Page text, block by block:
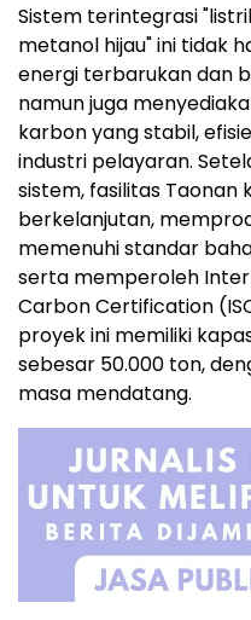
Sistem terintegrasi
metanol hijau" ini tidak
energi terbarukan dan
namun juga
karbon yang stabil,
industri pelayaran.
sistem, fasilitas Taonan
berkelanjutan,
memenuhi standar
serta memperoleh
Carbon Certification
proyek ini memiliki
sebesar 50.000 ton,
masa mendatang.